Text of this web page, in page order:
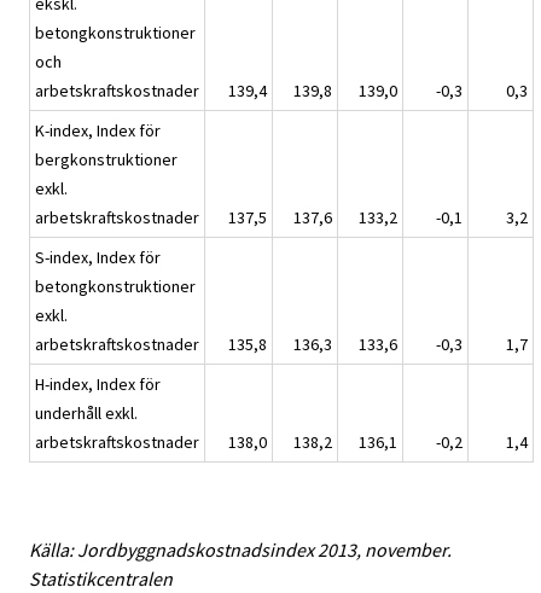
betongkonstruktioner
och
arbetskraftskostnader
139,4 139,8 139,0 -0,3
0,3
K-index, Index för
bergkonstruktioner
exkl.
arbetskraftskostnader
137,5 137,6 133,2 -0,1
3,2
S-index, Index för
betongkonstruktioner
exkl.
arbetskraftskostnader
135,8 136,3 133,6 -0,3
1,7
H-index, Index för
underhåll exkl.
arbetskraftskostnader
138,0 138,2 136,1 -0,2 1,4
Källa: Jordbyggnadskostnadsindex 2013, november.
Statistikcentralen